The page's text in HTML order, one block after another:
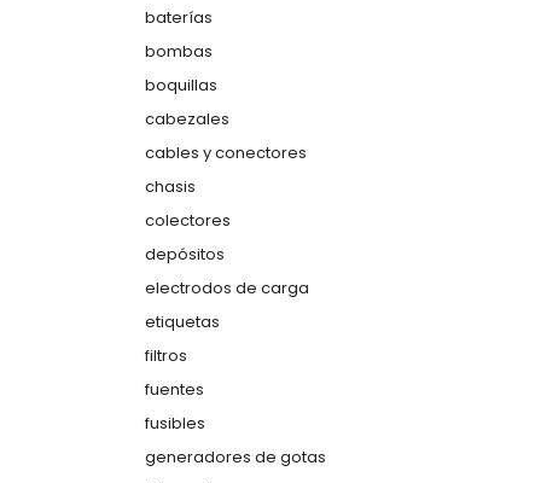
baterías
bombas
boquillas
cabezales
cables y conectores
chasis
colectores
depósitos
electrodos de carga
etiquetas
filtros
fuentes
fusibles
generadores de gotas